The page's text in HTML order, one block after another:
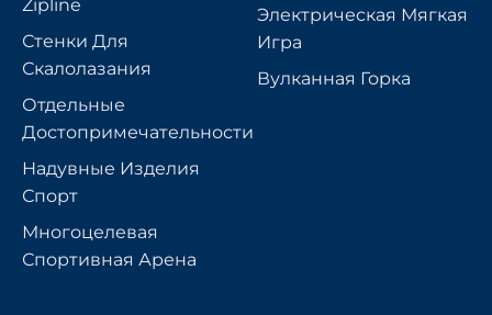
Zipline
Стенки Для
Скалолазания
Отдельные
Достопримечательности
Надувные Изделия
Спорт
Многоцелевая
Спортивная Арена
Электрическая Мягкая
Игра
Вулканная Горка